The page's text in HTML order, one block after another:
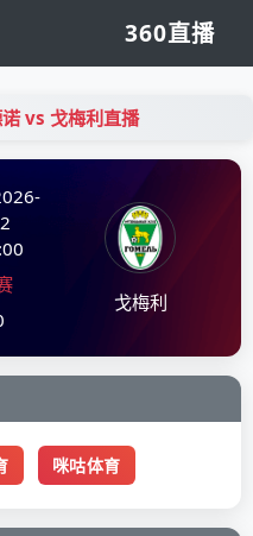
360直播
vs 戈梅利直播
戈梅利
咪咕体育